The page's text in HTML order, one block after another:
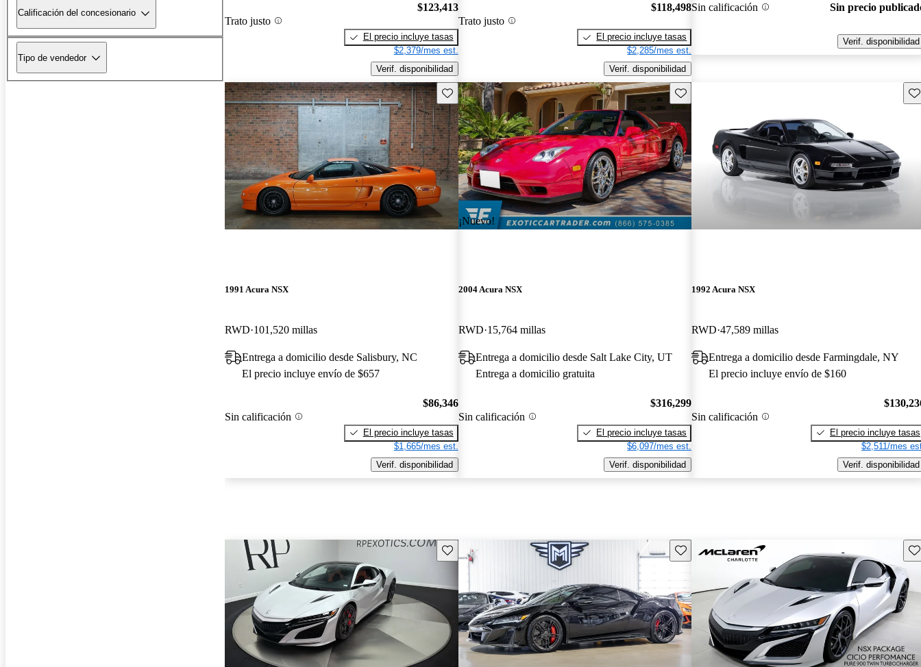
Calificación del concesionario
Tipo de vendedor
Trato justo
$123,413
El precio incluye tasas
$2,379/mes est.
Verif. disponibilidad
Trato justo
$118,498
El precio incluye tasas
$2,285/mes est.
Verif. disponibilidad
Sin calificación Sin precio
Verif. disponibilidad
Guarda este Aviso
1991 Acura NSX
RWD 101,520 millas
Entrega a domicilio desde Salisbury, NC
El precio incluye envío de $657
Sin calificación
$86,346
El precio incluye tasas
$1,665/mes est.
Verif. disponibilidad
¡Nuevo!
Guarda este Aviso
2004 Acura NSX
RWD 15,764 millas
Entrega a domicilio desde Salt Lake City, UT
Entrega a domicilio gratuita
Sin calificación
$316,299
El precio incluye tasas
$6,097/mes est.
Verif. disponibilidad
1992 Acura NSX
RWD 47,589 millas
Entrega a domicilio desde Farmingdale, NY
El precio incluye envío de $160
Sin calificación
El precio incluye tasas
$2,511/mes
Verif. disponibilidad
Guarda este Aviso Guarda este Aviso